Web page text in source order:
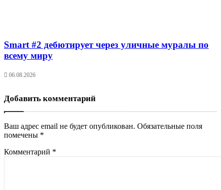
Smart #2 дебютирует через уличные муралы по
всему миру
06.08.2026
Добавить комментарий
Ваш адрес email не будет опубликован. Обязательные поля
помечены *
Комментарий *